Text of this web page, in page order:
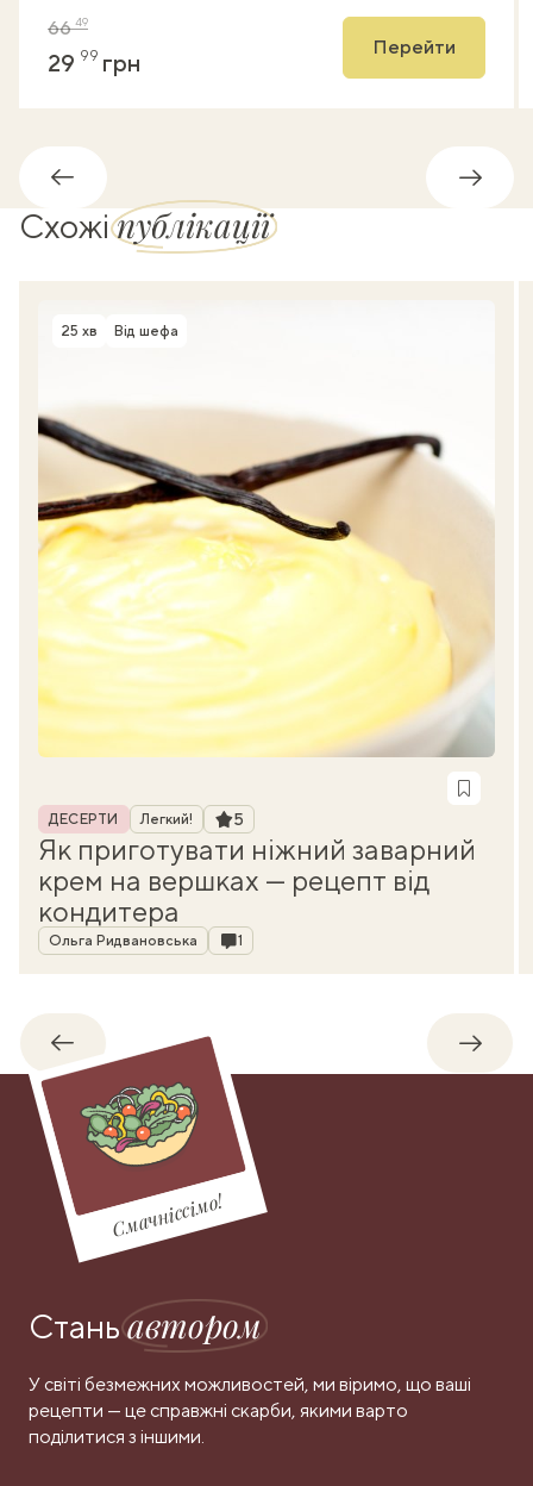
6649
29 99 грн
Перейти
Назад
Схожіпублікації
Час приготування
25 хв Від шефа
Рубрика
ДЕСЕРТИ Легкий! Рейтинг
5
Як приготувати ніжний заварний
крем на вершках — рецепт від
кондитера
Автор
Ольга Ридвановська Коментарі
1
Назад
Смачніссімо!
Станьавтором
У світі безмежних можливостей, ми віримо, що ваші
рецепти — це справжні скарби, якими варто
поділитися з іншими.